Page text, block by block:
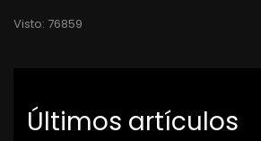
Visto: 76859
Últimos artículos